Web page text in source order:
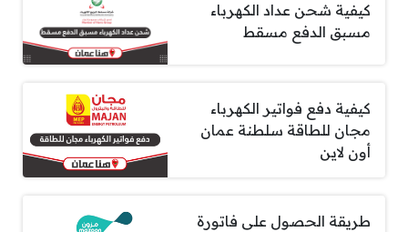
كيفية شحن عداد الكهرباء
مسبق الدفع مسقط
كيفية دفع فواتير الكهرباء
مجان للطاقة سلطنة عمان
أون لاين
طريقة الحصول على فاتورة